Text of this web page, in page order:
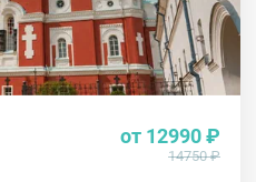
от 12990 ₽
14750 ₽